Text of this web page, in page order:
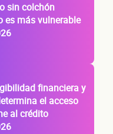
sin colchón
es más vulnerable
financiera y
el acceso
al crédito